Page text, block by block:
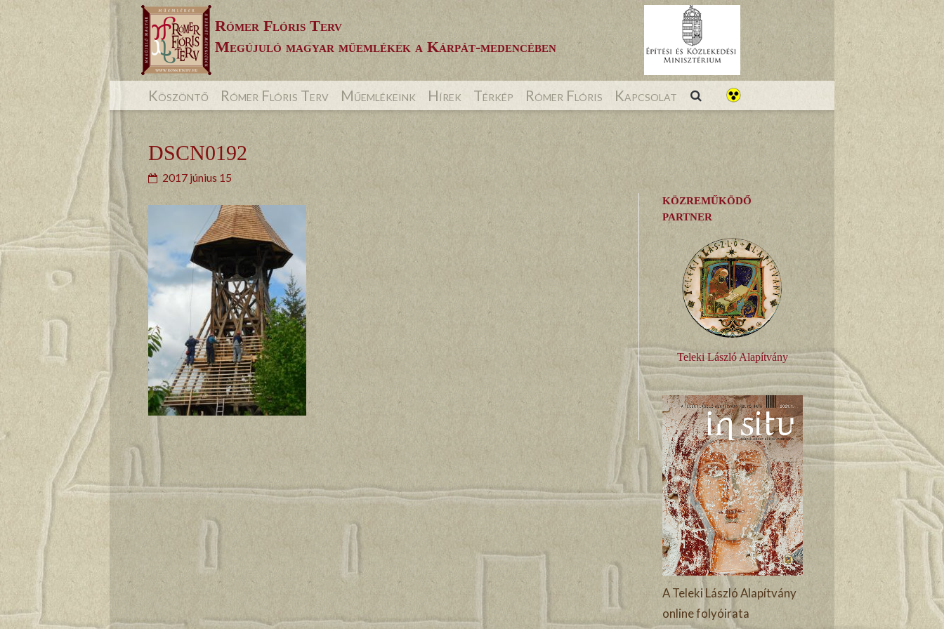
Skip
content
Rómer Flóris Terv
Megújuló magyar műemlékek a Kárpát-medencében
Köszöntő Rómer Flóris Terv Műemlékeink Hírek Térkép Rómer Flóris Kapcsolat
DSCN0192
2017 június 15
KÖZREMŰKÖDŐ
PARTNER
Teleki László Alapítvány
A Teleki László Alapítvány
online folyóirata